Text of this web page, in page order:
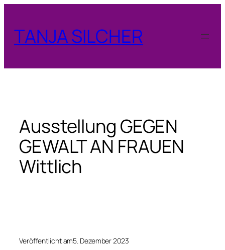
springen
TANJA SILCHER
Ausstellung GEGEN
GEWALT AN FRAUEN
Wittlich
Veröffentlicht am5. Dezember 2023